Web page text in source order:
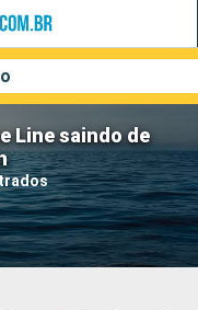
Line saindo de